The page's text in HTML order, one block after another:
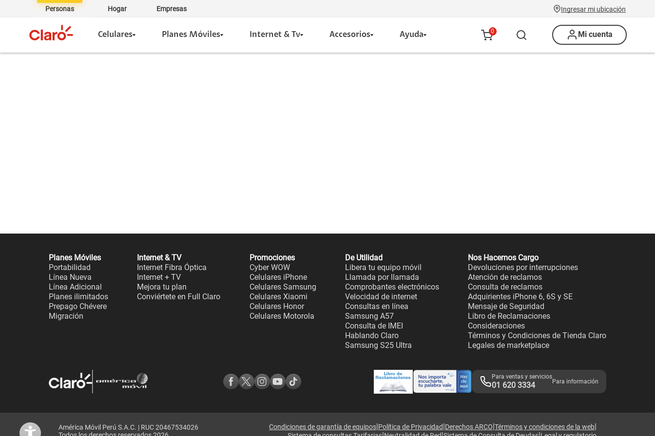
Personas Hogar Empresas Ingresar mi ubicación
Celulares Planes Móviles Internet & Tv Accesorios Ayuda 0 Mi cuenta
Planes Móviles
Portabilidad
Línea Nueva
Línea Adicional
Planes ilimitados
Prepago Chévere
Migración
Internet & TV
Internet Fibra Óptica
Internet + TV
Mejora tu plan
Conviértete en Full Claro
Promociones
Cyber WOW
Celulares iPhone
Celulares Samsung
Celulares Xiaomi
Celulares Honor
Celulares Motorola
De Utilidad
Libera tu equipo móvil
Llamada por llamada
Comprobantes electrónicos
Velocidad de internet
Consultas en línea
Samsung A57
Consulta de IMEI
Hablando Claro
Samsung S25 Ultra
Nos Hacemos Cargo
Devoluciones por interrupciones
Atención de reclamos
Consulta de reclamos
Adquirientes iPhone 6, 6S y SE
Mensaje de Seguridad
Libro de Reclamaciones
Consideraciones
Términos y Condiciones de Tienda Claro
Legales de marketplace
Para ventas y servicios
01 620 3334 Para información
América Móvil Perú S.A.C. | RUC 20467534026
Condiciones de garantía de equipos|Política de Privacidad|Derechos ARCO|Términos y condiciones de la web|